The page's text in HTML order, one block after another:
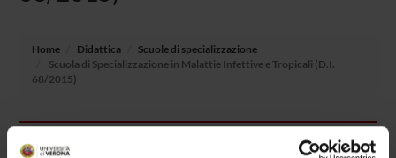
Home Didattica
Scuole di specializzazione
Scuola di Specializzazione in Malattie Infettive e Tropicali (D.I.
68/2015)
Presentazione